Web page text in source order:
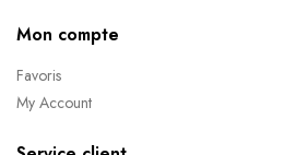
Mon compte
Favoris
My Account